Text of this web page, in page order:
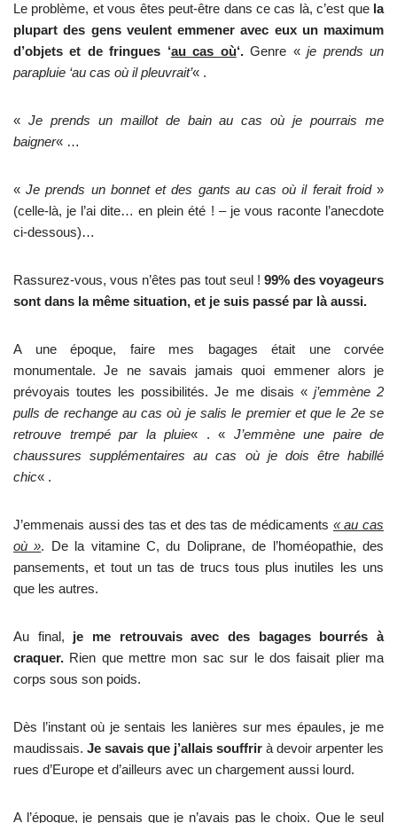
Le problème, et vous êtes peut-être dans ce cas là, c’est que la
plupart des gens veulent emmener avec eux un maximum
d’objets et de fringues ‘au cas où‘.Genre «je prends un
parapluie ‘au cas où il pleuvrait’« .
« Je prends un maillot de bain au cas où je pourrais me
baigner« …
«Je prends un bonnet et des gants au cas où il ferait froid»
(celle-là, je l’ai dite… en plein été ! – je vous raconte l’anecdote
ci-dessous)…
Rassurez-vous, vous n’êtes pas tout seul ! 99% des voyageurs
sont dans la même situation, et je suis passé par là aussi.
A une époque, faire mes bagages était une corvée
monumentale. Je ne savais jamais quoi emmener alors je
prévoyais toutes les possibilités. Je me disais « j’emmène 2
pulls de rechange au cas où je salis le premier et que le 2e se
retrouve trempé par la pluie« . « J’emmène une paire de
chaussures supplémentaires au cas où je dois être habillé
chic« .
J’emmenais aussi des tas et des tas de médicaments « au cas
où ». De la vitamine C, du Doliprane, de l’homéopathie, des
pansements, et tout un tas de trucs tous plus inutiles les uns
que les autres.
Au final, je me retrouvais avec des bagages bourrés à
craquer. Rien que mettre mon sac sur le dos faisait plier ma
corps sous son poids.
Dès l’instant où je sentais les lanières sur mes épaules, je me
maudissais. Je savais que j’allais souffrir à devoir arpenter les
rues d’Europe et d’ailleurs avec un chargement aussi lourd.
A l’époque, je pensais que je n’avais pas le choix. Que le seul